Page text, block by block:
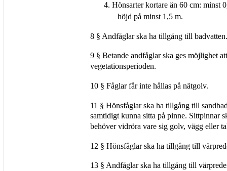
4. Hönsarter kortare än 60 cm: minst
höjd på minst 1,5 m.
8 § Andfåglar ska ha tillgång till badvatten.
9 § Betande andfåglar ska ges möjlighet
vegetationsperioden.
10 § Fåglar får inte hållas på nätgolv.
11 § Hönsfåglar ska ha tillgång till
samtidigt kunna sitta på pinne. Sittpinnar
behöver vidröra vare sig golv, vägg eller
12 § Hönsfåglar ska ha tillgång till
13 § Andfåglar ska ha tillgång till